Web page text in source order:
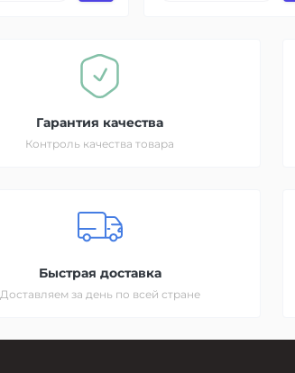
Гарантия качества
Контроль качества товара
Быстрая доставка
Доставляем за день по всей стране